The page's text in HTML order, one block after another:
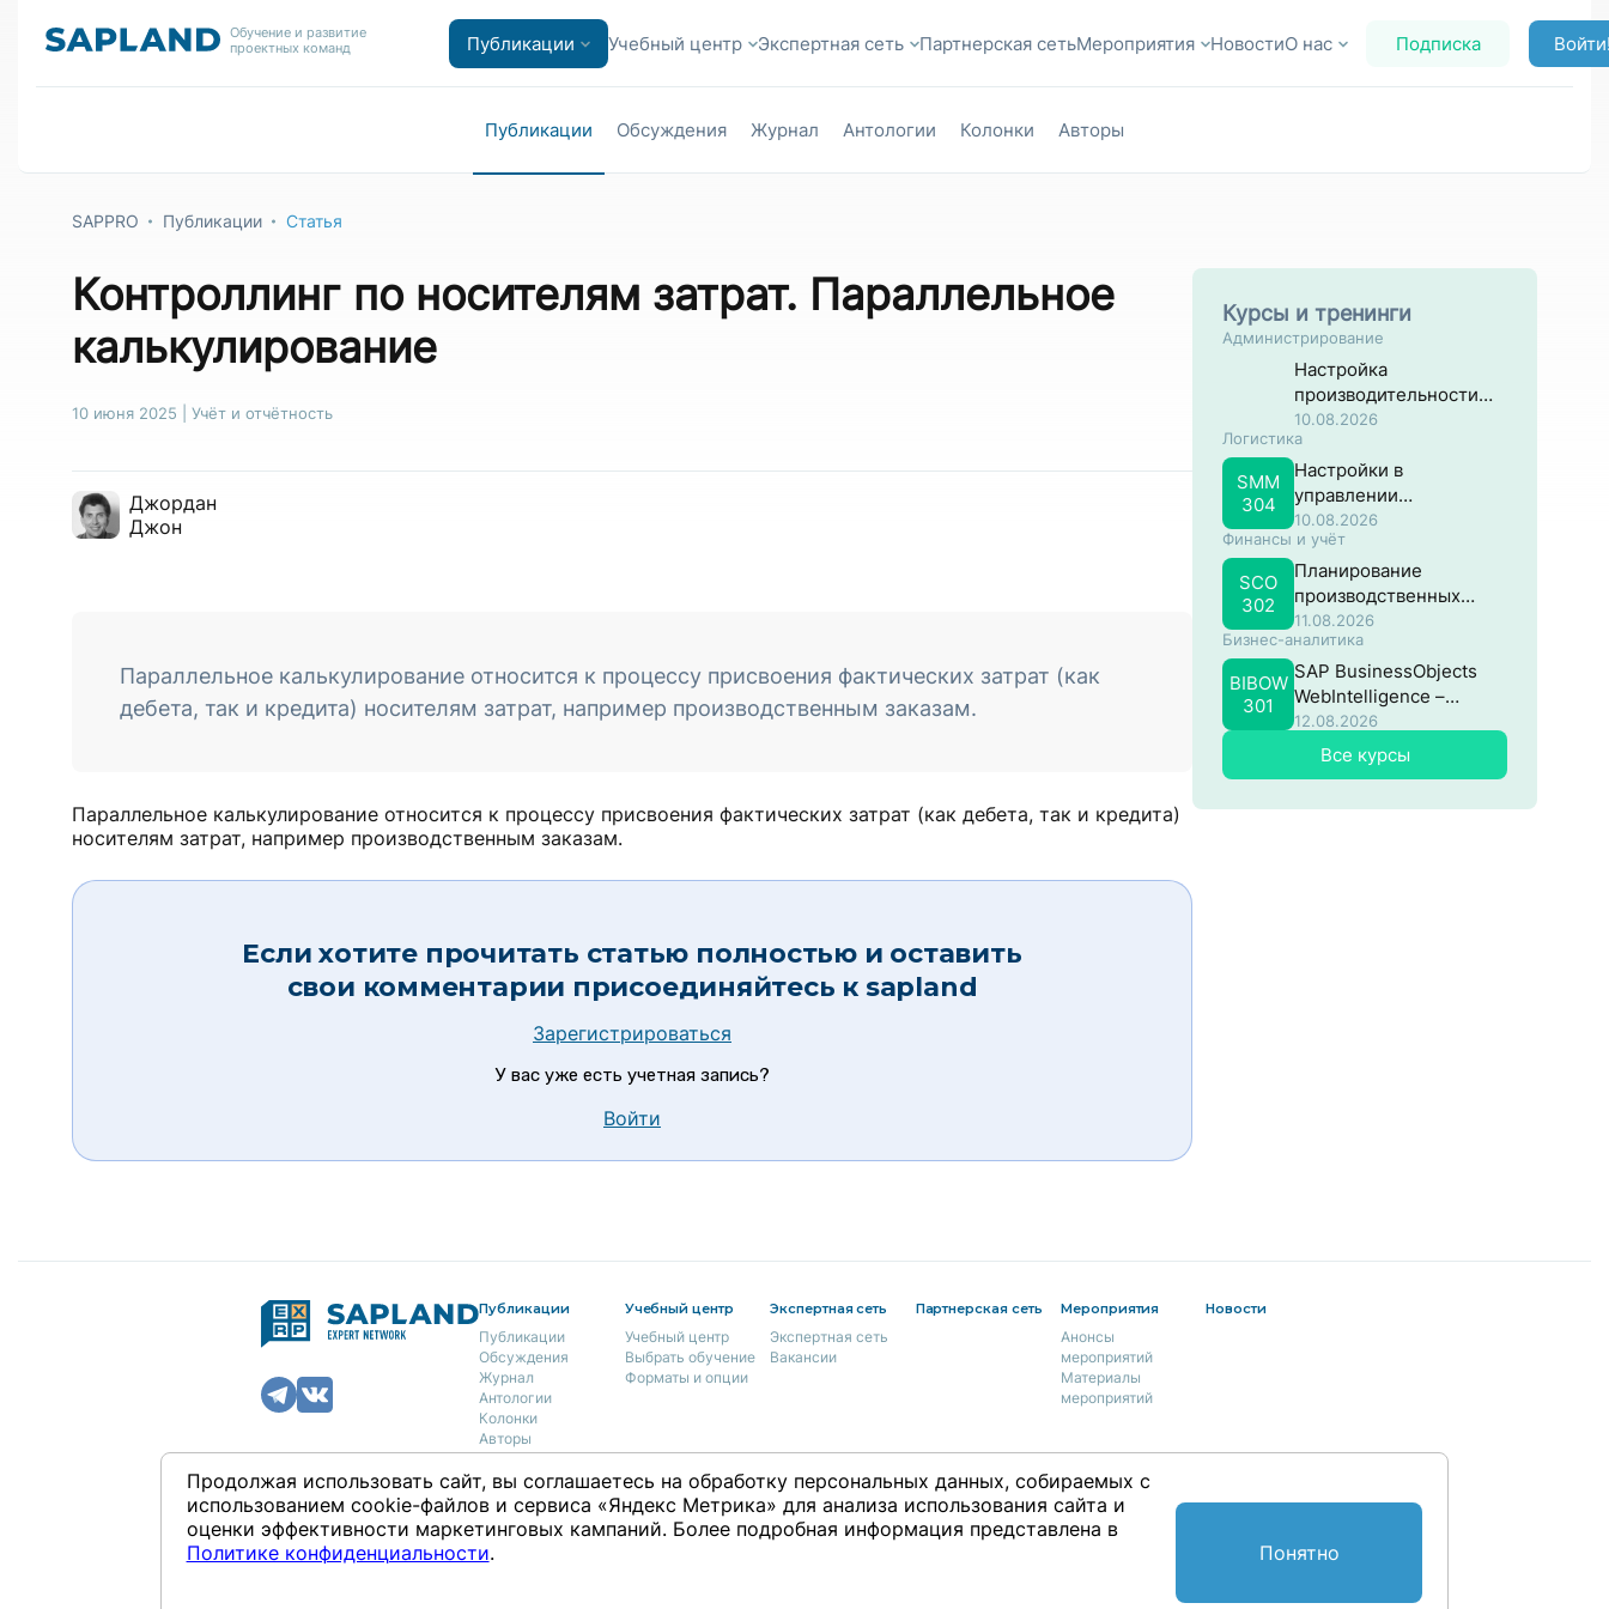
Обучение и развитие
проектных команд
Публикации Учебный центр Экспертная сеть Партнерская сетьМероприятия НовостиО нас Подписка
Публикации Обсуждения Журнал Антологии Колонки Авторы
SAPPRO Публикации Статья
Контроллинг по носителям затрат. Параллельное
калькулирование
10 июня 2025 Учёт и отчётность
Джордан
Джон
Параллельное калькулирование относится к процессу присвоения фактических затрат (как
дебета, так и кредита) носителям затрат, например производственным заказам.
Параллельное калькулирование относится к процессу присвоения фактических затрат (как дебета, так и кредита)
носителям затрат, например производственным заказам.
Если хотите прочитать статью полностью и оставить
свои комментарии присоединяйтесь к sapland
Зарегистрироваться
У вас уже есть учетная запись?
Войти
Курсы и тренинги
Администрирование
Настройка
производительности
систем на основе SAP
NW ABAP
10.08.2026
Логистика
SMM
304
Настройки в
управлении
материальными
потоками в SAP
10.08.2026
Финансы и учёт
SCO
302
Планирование
производственных
затрат в SAP
11.08.2026
Бизнес-аналитика
BIBOW
301
SAP BusinessObjects
WebIntelligence –
Продвинутый
12.08.2026
Все курсы
Публикации
Публикации
Обсуждения
Журнал
Антологии
Колонки
Авторы
Учебный центр
Учебный центр
Выбрать обучение
Форматы и опции
Экспертная сеть
Экспертная сеть
Вакансии
Партнерская сеть Мероприятия
Анонсы
мероприятий
Материалы
мероприятий
Новости
О нас
Концепция
Политики
Контакты
18+ © 2009 - 2026, Издательство ООО «Эксперт
Продолжая использовать сайт, вы соглашаетесь на обработку персональных данных, собираемых с
использованием cookie-файлов и сервиса «Яндекс Метрика» для анализа использования сайта и
оценки эффективности маркетинговых кампаний. Более подробная информация представлена в
Политике конфиденциальности. Понятно